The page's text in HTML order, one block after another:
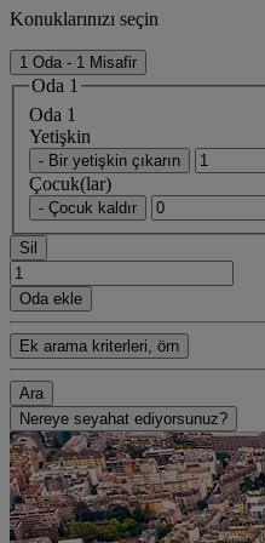
Konuklarınızı seçin
1 Oda - 1 Misafir
Oda 1
Oda 1
Yetişkin
- Bir yetişkin çıkarın
Çocuk(lar)
- Çocuk kaldır
Sil
Oda ekle
Ek arama kriterleri, örn
Ara
Nereye seyahat ediyorsunuz?